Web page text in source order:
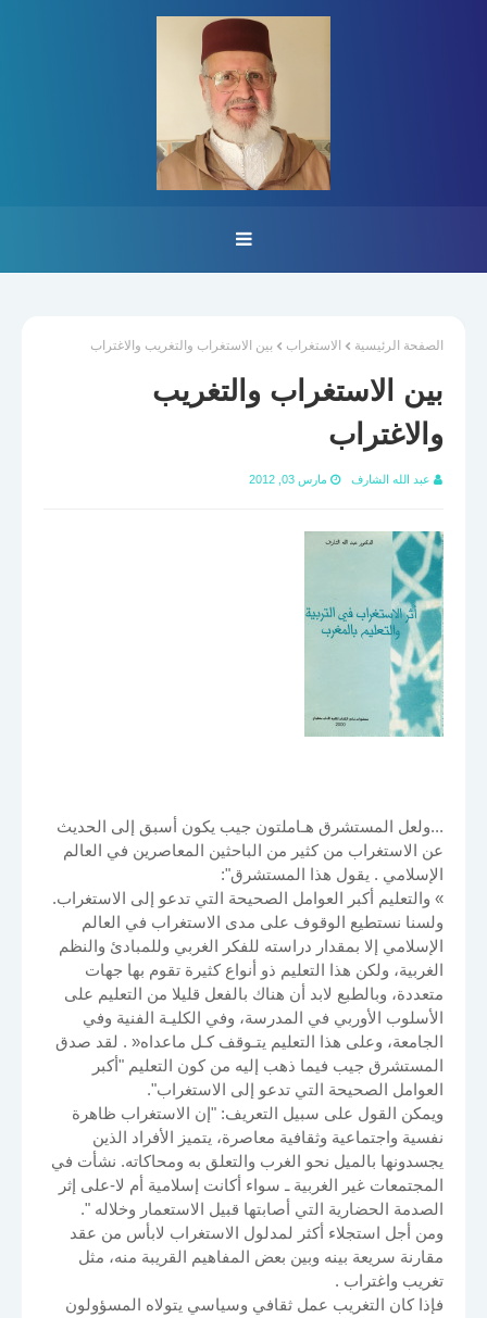
الصفحة الرئيسية الاستغراب بين الاستغراب والتغريب والاغتراب
بين الاستغراب والتغريب
والاغتراب
عبد الله الشارف مارس 03, 2012
...ولعل المستشرق هـاملتون جيب يكون أسبق إلى الحديث
عن الاستغراب من كثير من الباحثين المعاصرين في العالم
الإسلامي . يقول هذا المستشرق":
» والتعليم أكبر العوامل الصحيحة التي تدعو إلى الاستغراب.
ولسنا نستطيع الوقوف على مدى الاستغراب في العالم
الإسلامي إلا بمقدار دراسته للفكر الغربي وللمبادئ والنظم
الغربية، ولكن هذا التعليم ذو أنواع كثيرة تقوم بها جهات
متعددة، وبالطبع لابد أن هناك بالفعل قليلا من التعليم على
الأسلوب الأوربي في المدرسة، وفي الكليـة الفنية وفي
الجامعة، وعلى هذا التعليم يتـوقف كـل ماعداه« . لقد صدق
المستشرق جيب فيما ذهب إليه من كون التعليم "أكبر
العوامل الصحيحة التي تدعو إلى الاستغراب".
ويمكن القول على سبيل التعريف: "إن الاستغراب ظاهرة
نفسية واجتماعية وثقافية معاصرة، يتميز الأفراد الذين
يجسدونها بالميل نحو الغرب والتعلق به ومحاكاته. نشأت في
المجتمعات غير الغربية ـ سواء أكانت إسلامية أم لا-على إثر
الصدمة الحضارية التي أصابتها قبيل الاستعمار وخلاله ".
ومن أجل استجلاء أكثر لمدلول الاستغراب لابأس من عقد
مقارنة سريعة بينه وبين بعض المفاهيم القريبة منه، مثل
تغريب واغتراب .
فإذا كان التغريب عمل ثقافي وسياسي يتولاه المسؤولون